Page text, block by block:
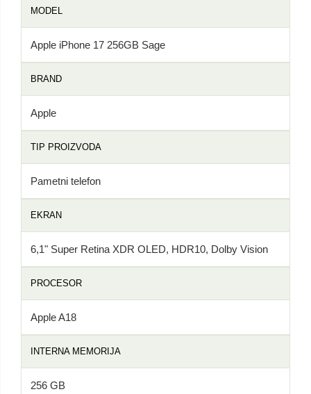
MODEL
Apple iPhone 17 256GB Sage
BRAND
Apple
TIP PROIZVODA
Pametni telefon
EKRAN
6,1" Super Retina XDR OLED, HDR10, Dolby Vision
PROCESOR
Apple A18
INTERNA MEMORIJA
256 GB